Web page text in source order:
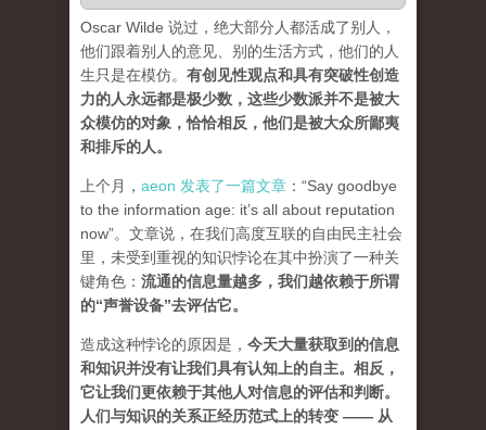
Oscar Wilde 说过，绝大部分人都活成了别人，
他们跟着别人的意见、别的生活方式，他们的人
生只是在模仿。 有创见性观点和具有突破性创造
力的人永远都是极少数，这些少数派并不是被大
众模仿的对象，恰恰相反，他们是被大众所鄙夷
和排斥的人。
上个月， aeon 发表了一篇文章 ：“Say goodbye
to the information age: it’s all about reputation
now”。文章说，在我们高度互联的自由民主社会
里，未受到重视的知识悖论在其中扮演了一种关
键角色： 流通的信息量越多，我们越依赖于所谓
的“声誉设备”去评估它。
造成这种悖论的原因是， 今天大量获取到的信息
和知识并没有让我们具有认知上的自主。相反，
它让我们更依赖于其他人对信息的评估和判断。
人们与知识的关系正经历范式上的转变 —— 从